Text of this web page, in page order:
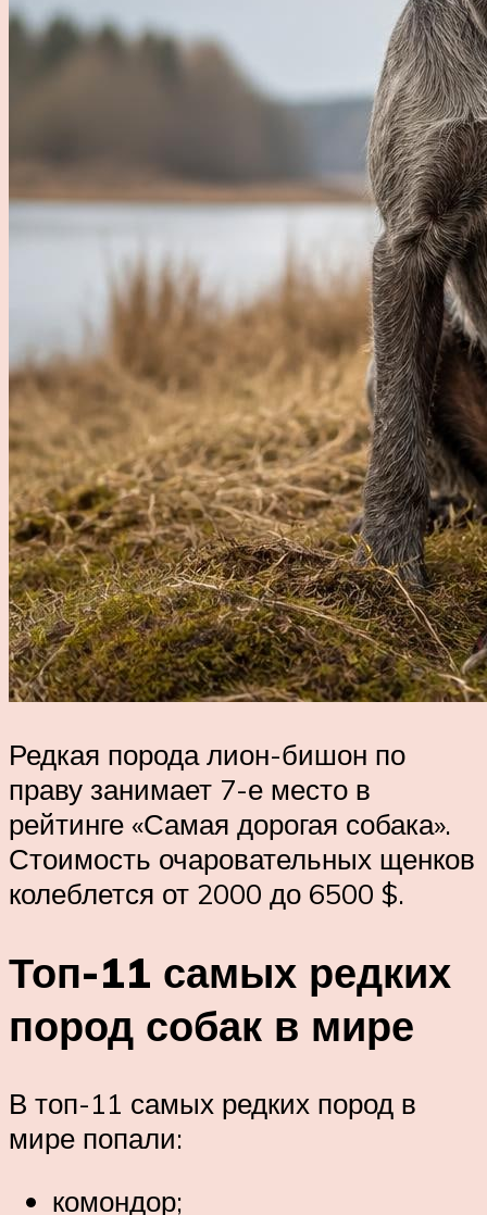
Редкая порода лион-бишон по
праву занимает 7-е место в
рейтинге «Самая дорогая собака».
Стоимость очаровательных щенков
колеблется от 2000 до 6500 $.
Топ-11 самых редких
пород собак в мире
В топ-11 самых редких пород в
мире попали:
комондор;